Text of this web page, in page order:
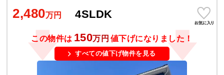
2,480万円 4SLDK
この物件は 150万円 値下げになりました！
すべての値下げ物件を見る